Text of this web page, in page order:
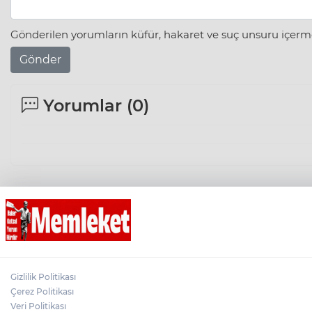
Gönderilen yorumların küfür, hakaret ve suç unsuru
Gönder
Yorumlar (0)
Gizlilik Politikası
Çerez Politikası
Veri Politikası